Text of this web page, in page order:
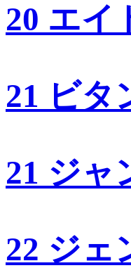
20 エイ
21 ビタ
21 ジャ
22 ジェ